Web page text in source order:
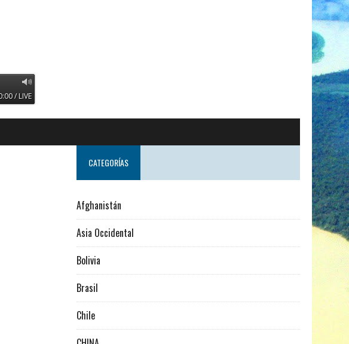
Orinoco - Transmitiendo desde Suecia
/ LIVE
CATEGORÍAS
Afghanistán
Asia Occidental
Bolivia
Brasil
Chile